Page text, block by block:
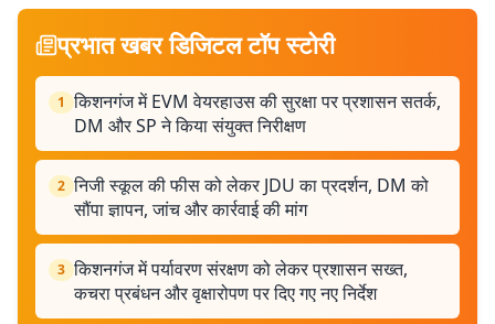
प्रभात खबर डिजिटल टॉप स्टोरी
1 किशनगंज में EVM वेयरहाउस की सुरक्षा पर प्रशासन सतर्क,
DM और SP ने किया संयुक्त निरीक्षण
2 निजी स्कूल की फीस को लेकर JDU का प्रदर्शन, DM को
सौंपा ज्ञापन, जांच और कार्रवाई की मांग
3 किशनगंज में पर्यावरण संरक्षण को लेकर प्रशासन सख्त,
कचरा प्रबंधन और वृक्षारोपण पर दिए गए नए निर्देश